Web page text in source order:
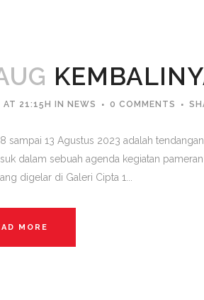
AT 21:15H IN NEWS 0 COMMENTS
sampai 13 Agustus 2023 adalah
dalam sebuah agenda kegiatan
digelar di Galeri Cipta 1...
MORE